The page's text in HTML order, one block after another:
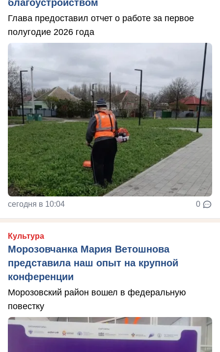
благоустройством
Глава предоставил отчет о работе за первое
полугодие 2026 года
сегодня в 10:04 0
Культура
Морозовчанка Мария Ветошнова
представила наш опыт на крупной
конференции
Морозовский район вошел в федеральную
повестку